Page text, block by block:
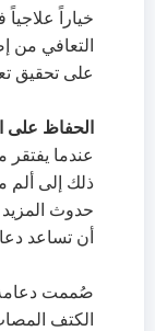
خياراً علاجياً
التعافي من
على تحقيق
الحفاظ على
عندما
ذلك إلى ألم
حدوث
أن تساعد
صُممت
الكتف